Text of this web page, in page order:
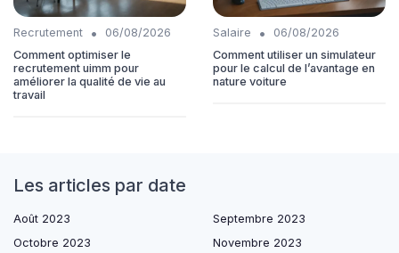
Recrutement •
06/08/2026
Comment optimiser le
recrutement uimm pour
améliorer la qualité de vie au
travail
Salaire •
06/08/2026
Comment utiliser un simulateur
pour le calcul de l’avantage en
nature voiture
Les articles par date
Août 2023
Septembre 2023
Octobre 2023
Novembre 2023